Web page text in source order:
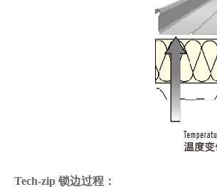
Tech-zip 锁边过程：